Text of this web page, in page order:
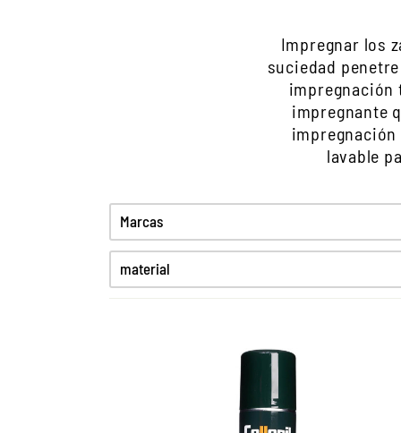
Impregnar los
suciedad
impregnación
impregnante
impregnación
lavable
Marcas
material
Cuero engrasado